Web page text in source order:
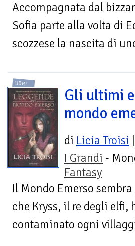
Accompagnata dal
Sofia parte alla volta di
scozzese la nascita di
LIBRI
Gli ultimi
mondo
di Licia Troisi
I Grandi -
Fantasy
Il Mondo Emerso
che Kryss, il re degli
contaminato ogni